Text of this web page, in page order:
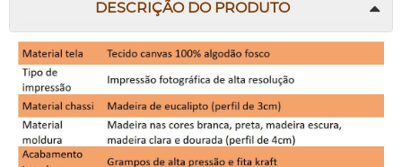
DESCRIÇÃO DO PRODUTO